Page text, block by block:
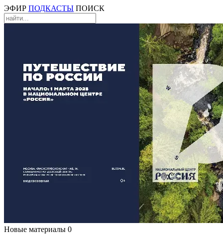
ЭФИР ПОДКАСТЫ ПОИСК
Новые материалы 0